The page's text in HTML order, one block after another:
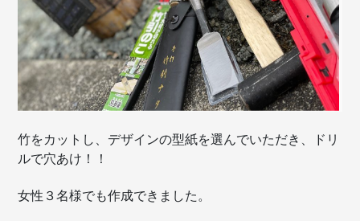
竹をカットし、デザインの型紙を選んでいただき、ドリ
ルで穴あけ！！
女性３名様でも作成できました。